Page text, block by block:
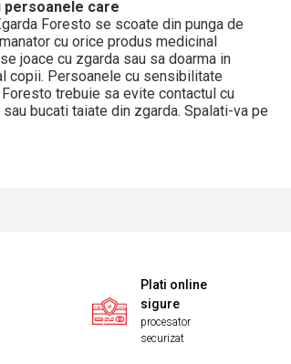
care
Foresto se scoate din punga de
cu orice produs medicinal
joace cu zgarda sau sa doarma in
copii. Persoanele cu sensibilitate
trebuie sa evite contactul cu
bucati taiate din zgarda. Spalati-va pe
Plati online
sigure
procesator
securizat